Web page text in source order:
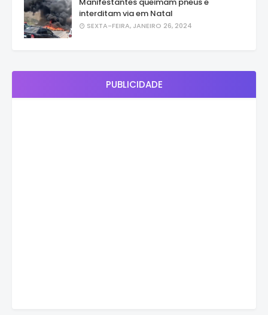
interditam via em Natal
SEXTA-FEIRA, JANEIRO 26, 2024
PUBLICIDADE